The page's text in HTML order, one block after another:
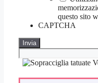
questo sito
CAPTCHA